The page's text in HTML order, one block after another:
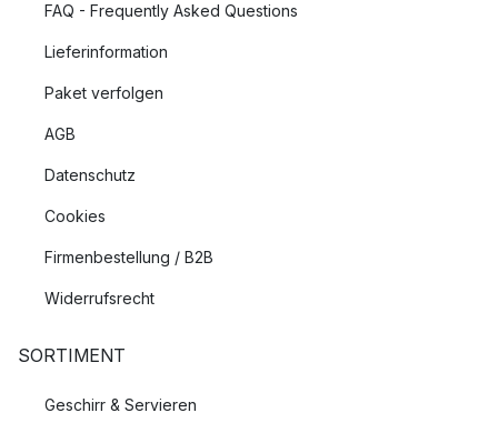
FAQ - Frequently Asked Questions
Lieferinformation
Paket verfolgen
AGB
Datenschutz
Cookies
Firmenbestellung / B2B
Widerrufsrecht
SORTIMENT
Geschirr & Servieren